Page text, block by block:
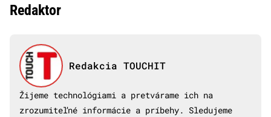
Redaktor
Redakcia TOUCHIT
Žijeme technológiami a pretvárame ich na
zrozumiteľné informácie a príbehy. Sledujeme